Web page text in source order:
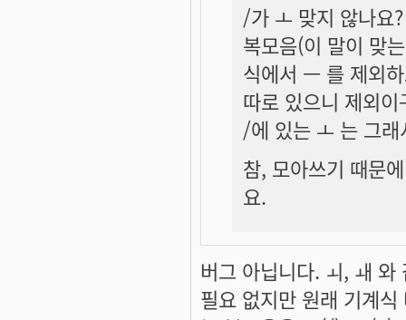
/가 ㅗ 맞지 않나요?
복모음(이 말이 맞
식에서 ㅡ 를 제외
따로 있으니 제외이
/에 있는 ㅗ 는 그
참, 모아쓰기 때문
요.
버그 아닙니다. ㅚ, ㅙ
필요 없지만 원래 기계